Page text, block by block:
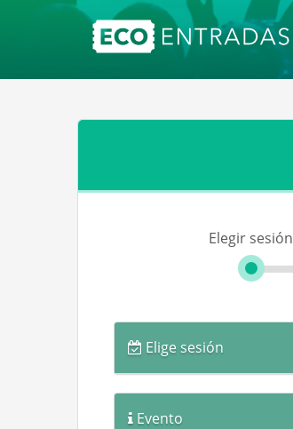
Elegir sesión
Elige sesión
Evento